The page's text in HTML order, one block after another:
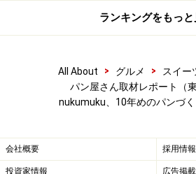
ランキングをもっと
All About > グルメ > スイー
パン屋さん取材レポート（東
nukumuku、10年めのパンづく
会社概要 採用情報
投資家情報 広告掲載